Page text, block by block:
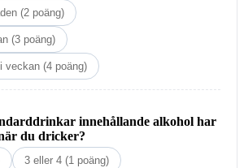
(2 poäng)
(3 poäng)
veckan (4 poäng)
innehållande alkohol har
du dricker?
3 eller 4 (1 poäng)